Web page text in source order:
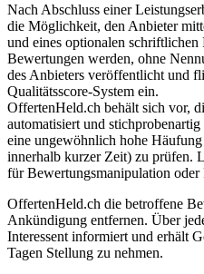
Nach Abschluss einer
die Möglichkeit, den Anbieter
und eines optionalen schriftlichen
Bewertungen werden, ohne
des Anbieters veröffentlicht und
Qualitätsscore-System ein.
OffertenHeld.ch behält sich vor,
automatisiert und
eine ungewöhnlich hohe
innerhalb kurzer Zeit) zu prüfen.
für Bewertungsmanipulation
OffertenHeld.ch die betroffene
Ankündigung entfernen. Über
Interessent informiert und erhält
Tagen Stellung zu nehmen.